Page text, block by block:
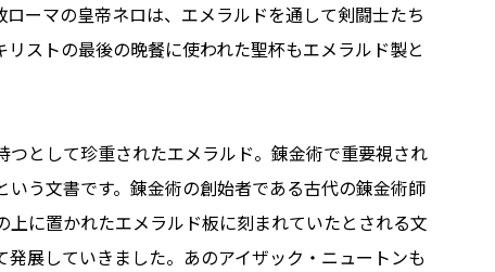
ーマの皇帝ネロは、エメラルドを通して剣闘士たち
ストの最後の晩餐に使われた聖杯もエメラルド製と
として珍重されたエメラルド。錬金術で重要視され
う文書です。錬金術の創始者である古代の錬金術師
に置かれたエメラルド板に刻まれていたとされる文
展していきました。あのアイザック・ニュートンも